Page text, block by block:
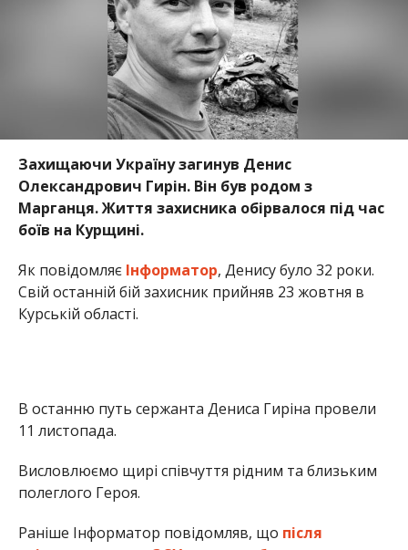
Захищаючи Україну загинув Денис
Олександрович Гирін. Він був родом з
Марганця. Життя захисника обірвалося під час
боїв на Курщині.
Як повідомляє Інформатор, Денису було 32 роки.
Свій останній бій захисник прийняв 23 жовтня в
Курській області.
В останню путь сержанта Дениса Гиріна провели
11 листопада.
Висловлюємо щирі співчуття рідним та близьким
полеглого Героя.
Раніше Інформатор повідомляв, що після